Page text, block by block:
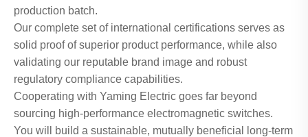
production batch.
Our complete set of international certifications serves as
solid proof of superior product performance, while also
validating our reputable brand image and robust
regulatory compliance capabilities.
Cooperating with Yaming Electric goes far beyond
sourcing high-performance electromagnetic switches.
You will build a sustainable, mutually beneficial long-term